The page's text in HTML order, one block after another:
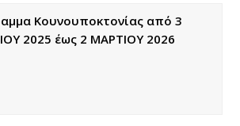
Κουνουποκτονίας από 3
2025 έως 2 ΜΑΡΤΙΟΥ 2026